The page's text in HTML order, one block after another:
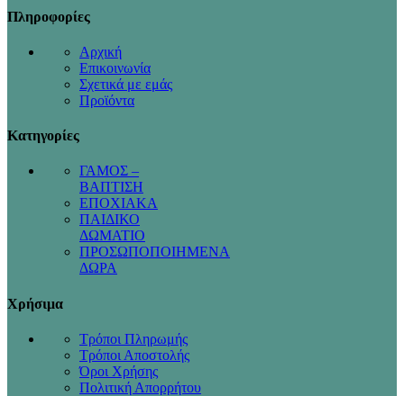
Πληροφορίες
Αρχική
Επικοινωνία
Σχετικά με εμάς
Προϊόντα
Κατηγορίες
ΓΑΜΟΣ –
ΒΑΠΤΙΣΗ
ΕΠΟΧΙΑΚΑ
ΠΑΙΔΙΚΟ
ΔΩΜΑΤΙΟ
ΠΡΟΣΩΠΟΠΟΙΗΜΕΝΑ
ΔΩΡΑ
Χρήσιμα
Τρόποι Πληρωμής
Τρόποι Αποστολής
Όροι Χρήσης
Πολιτική Απορρήτου